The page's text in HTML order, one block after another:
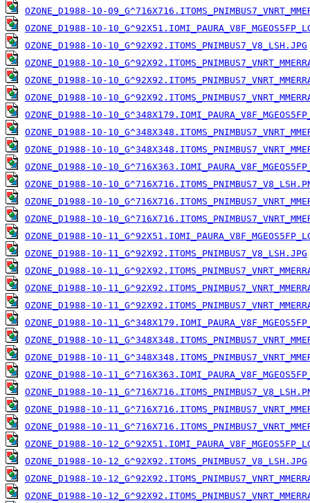
OZONE_D1988-10-
OZONE_D1988-10-
OZONE_D1988-10-10_G^92X92.ITOMS_PNIMBUS7_V8_LSH.JPG
OZONE_D1988-10-
OZONE_D1988-10-
OZONE_D1988-10-
OZONE_D1988-10-
OZONE_D1988-10-
OZONE_D1988-10-
OZONE_D1988-10-
OZONE_D1988-10-
OZONE_D1988-10-
OZONE_D1988-10-
OZONE_D1988-10-
OZONE_D1988-10-11_G^92X92.ITOMS_PNIMBUS7_V8_LSH.JPG
OZONE_D1988-10-
OZONE_D1988-10-
OZONE_D1988-10-
OZONE_D1988-10-
OZONE_D1988-10-
OZONE_D1988-10-
OZONE_D1988-10-
OZONE_D1988-10-
OZONE_D1988-10-
OZONE_D1988-10-
OZONE_D1988-10-
OZONE_D1988-10-12_G^92X92.ITOMS_PNIMBUS7_V8_LSH.JPG
OZONE_D1988-10-
OZONE_D1988-10-